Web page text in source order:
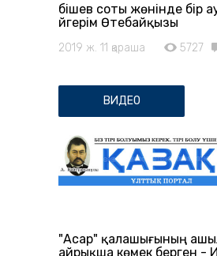
Әбішев соты жөнінде бір
Әйгерім Өтебайқызы
2019 ж. 11 қараша 5727
ВИДЕО
"Асар" қалашығының
айрықша көмек берген -